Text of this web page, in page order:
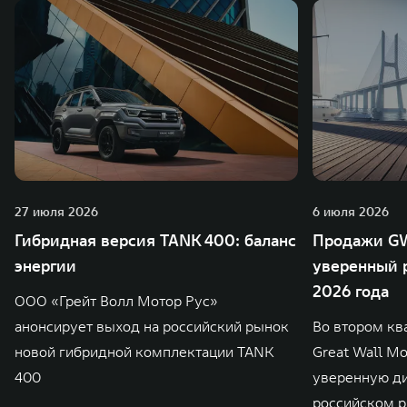
27 июля 2026
Гибридная версия TANK 400: баланс
энергии
ООО «Грейт Волл Мотор Рус»
анонсирует выход на российский рынок
новой гибридной комплектации TANK
400
6 июля 2026
Продажи
уверенный
2026 года
Во втором
Great Wall
уверенную
российском